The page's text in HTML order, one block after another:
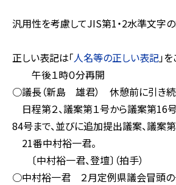
汎用性を考慮してJIS第1・2水準文字
正しい表記は「人名等の正しい表記」
午後１時０分再開
○議長（新島 雄君） 休憩前に引き続
日程第２、議案第１号から議案第16
84号まで、並びに追加提出議案、議案
21番中村裕一君。
〔中村裕一君、登壇〕（拍手）
○中村裕一君 ２月定例県議会冒頭の